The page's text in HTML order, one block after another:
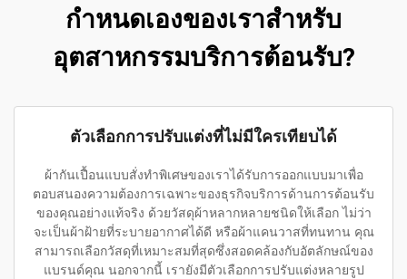
กำหนดเองของเราสำหรับ
อุตสาหกรรมบริการต้อนรับ?
ตัวเลือกการปรับแต่งที่ไม่มีใครเทียบได้
ผ้ากันเปื้อนแบบสั่งทำพิเศษของเราได้รับการออกแบบมาเพื่อ
ตอบสนองความต้องการเฉพาะของธุรกิจบริการด้านการต้อนรับ
ของคุณอย่างแท้จริง ด้วยวัสดุผ้าหลากหลายชนิดให้เลือก ไม่ว่า
จะเป็นผ้าฝ้ายที่ระบายอากาศได้ดี หรือผ้าแคนวาสที่ทนทาน คุณ
สามารถเลือกวัสดุที่เหมาะสมที่สุดซึ่งสอดคล้องกับอัตลักษณ์ของ
แบรนด์คุณ นอกจากนี้ เรายังมีตัวเลือกการปรับแต่งหลายรูป